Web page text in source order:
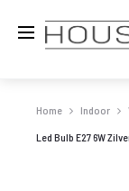
Home Indoor
Led Bulb E27 6W